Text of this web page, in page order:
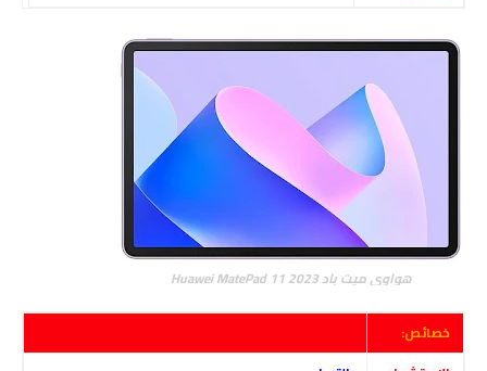
هواوي ميت باد Huawei MatePad 11 2023
خصائص: